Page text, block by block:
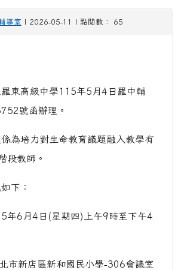
導室 | 2026-05-11 | 點閱數： 65
東高級中學115年5月4日羅中輔
號函辦理。
為培力對生命教育議題融入教學有
段教師。
下：
年6月4日(星期四)上午9時至下午4
市新店區新和國民小學-306會議室